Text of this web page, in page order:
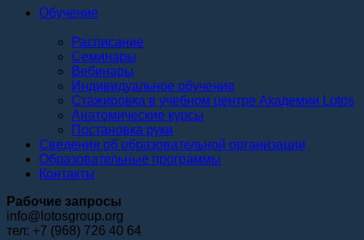
Обучение
Расписание
Семинары
Вебинары
Индивидуальное обучение
Стажировка в учебном центре Академии Lotos
Анатомические курсы
Постановка руки
Сведения об образовательной организации
Образовательные программы
Контакты
Рабочие запросы
info@lotosgroup.org
тел: +7 (968) 726 40 64